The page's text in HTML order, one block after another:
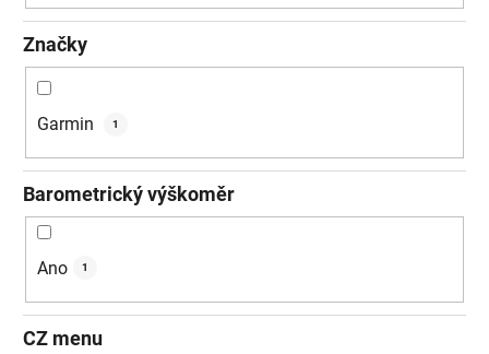
Značky
Garmin 1
Barometrický výškoměr
Ano 1
CZ menu